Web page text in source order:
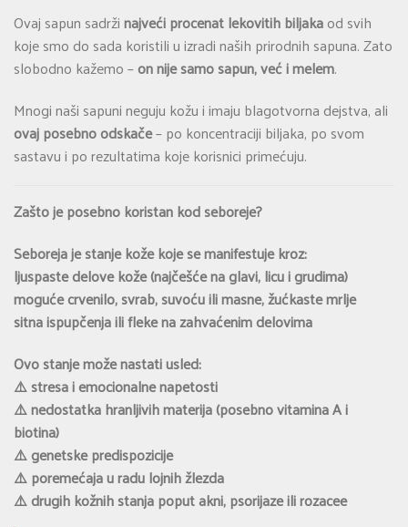
Ovaj sapun sadržinajveći procenat lekovitih biljakaod svih
koje smo do sada koristili u izradi naših prirodnih sapuna. Zato
slobodno kažemo –on nije samo sapun, već i melem.
Mnogi naši sapuni neguju kožu i imaju blagotvorna dejstva, ali
ovaj posebno odskače– po koncentraciji biljaka, po svom
sastavu i po rezultatima koje korisnici primećuju.
Zašto je posebno koristan kod seboreje?
Seboreja je stanje kože koje se manifestuje kroz:
ljuspaste delove kože (najčešće na glavi, licu i grudima)
moguće crvenilo, svrab, suvoću ili masne, žućkaste mrlje
sitna ispupčenja ili fleke na zahvaćenim delovima
Ovo stanje može nastati usled:
⚠️ stresa i emocionalne napetosti
⚠️ nedostatka hranljivih materija (posebno vitamina A i
biotina)
⚠️ genetske predispozicije
⚠️ poremećaja u radu lojnih žlezda
⚠️ drugih kožnih stanja poput akni, psorijaze ili rozacee